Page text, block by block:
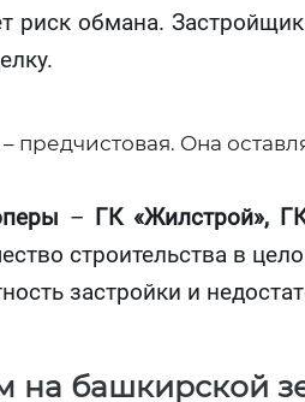
риск обмана.
предчистовая. Она
– ГК «Жилстрой»,
строительства в
застройки и
на башкирской